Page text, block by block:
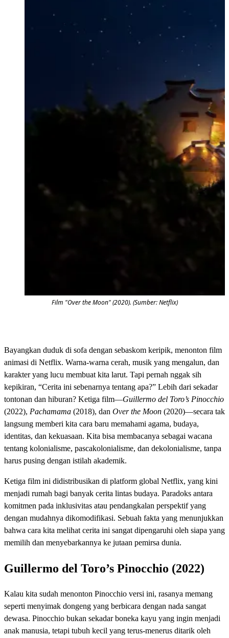
Film "Over the Moon" (2020). (Sumber: Netflix)
Bayangkan duduk di sofa dengan sebaskom keripik, menonton film
animasi di Netflix. Warna‑warna cerah, musik yang mengalun, dan
karakter yang lucu membuat kita larut. Tapi pernah nggak sih
kepikiran, “Cerita ini sebenarnya tentang apa?” Lebih dari sekadar
tontonan dan hiburan? Ketiga film—Guillermo del Toro’s Pinocchio
(2022), Pachamama (2018), dan Over the Moon (2020)—secara tak
langsung memberi kita cara baru memahami agama, budaya,
identitas, dan kekuasaan. Kita bisa membacanya sebagai wacana
tentang kolonialisme, pascakolonialisme, dan dekolonialisme, tanpa
harus pusing dengan istilah akademik.
Ketiga film ini didistribusikan di platform global Netflix, yang kini
menjadi rumah bagi banyak cerita lintas budaya. Paradoks antara
komitmen pada inklusivitas atau pendangkalan perspektif yang
dengan mudahnya dikomodifikasi. Sebuah fakta yang menunjukkan
bahwa cara kita melihat cerita ini sangat dipengaruhi oleh siapa yang
memilih dan menyebarkannya ke jutaan pemirsa dunia.
Guillermo del Toro’s Pinocchio (2022)
Kalau kita sudah menonton Pinocchio versi ini, rasanya memang
seperti menyimak dongeng yang berbicara dengan nada sangat
dewasa. Pinocchio bukan sekadar boneka kayu yang ingin menjadi
anak manusia, tetapi tubuh kecil yang terus-menerus ditarik oleh